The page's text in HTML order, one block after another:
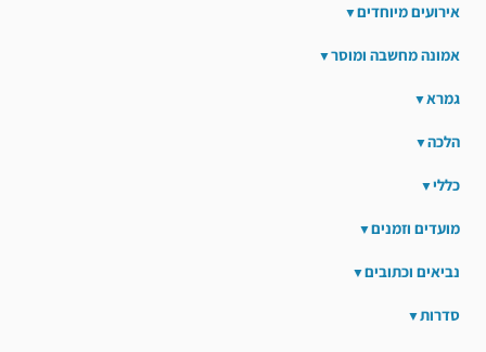
אירועים מיוחדים
אמונה מחשבה ומוסר
גמרא
הלכה
כללי
מועדים וזמנים
נביאים וכתובים
סדרות